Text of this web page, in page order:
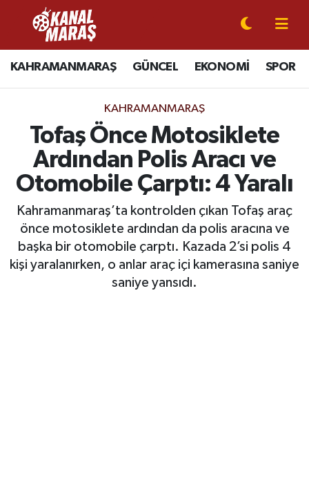
KAHRAMANMARAŞ GÜNCEL EKONOMİ SPOR
KAHRAMANMARAŞ
Tofaş Önce Motosiklete
Ardından Polis Aracı ve
Otomobile Çarptı: 4 Yaralı
Kahramanmaraş’ta kontrolden çıkan Tofaş araç
önce motosiklete ardından da polis aracına ve
başka bir otomobile çarptı. Kazada 2’si polis 4
kişi yaralanırken, o anlar araç içi kamerasına saniye
saniye yansıdı.
CANLI YAYIN
KAHRAMANMARAŞ
SPOR
SİYASET
EKONOMİ
GÜNDEM
Kahramanmaraş Nöbetçi Eczaneler
Kahramanmaraş Hava Durumu
Kahramanmaraş Namaz Vakitleri
Kahramanmaraş Trafik Yoğunluk Haritası
Süper Lig Puan Durumu ve Fikstür
Tüm Manşetler
Son Dakika Haberleri